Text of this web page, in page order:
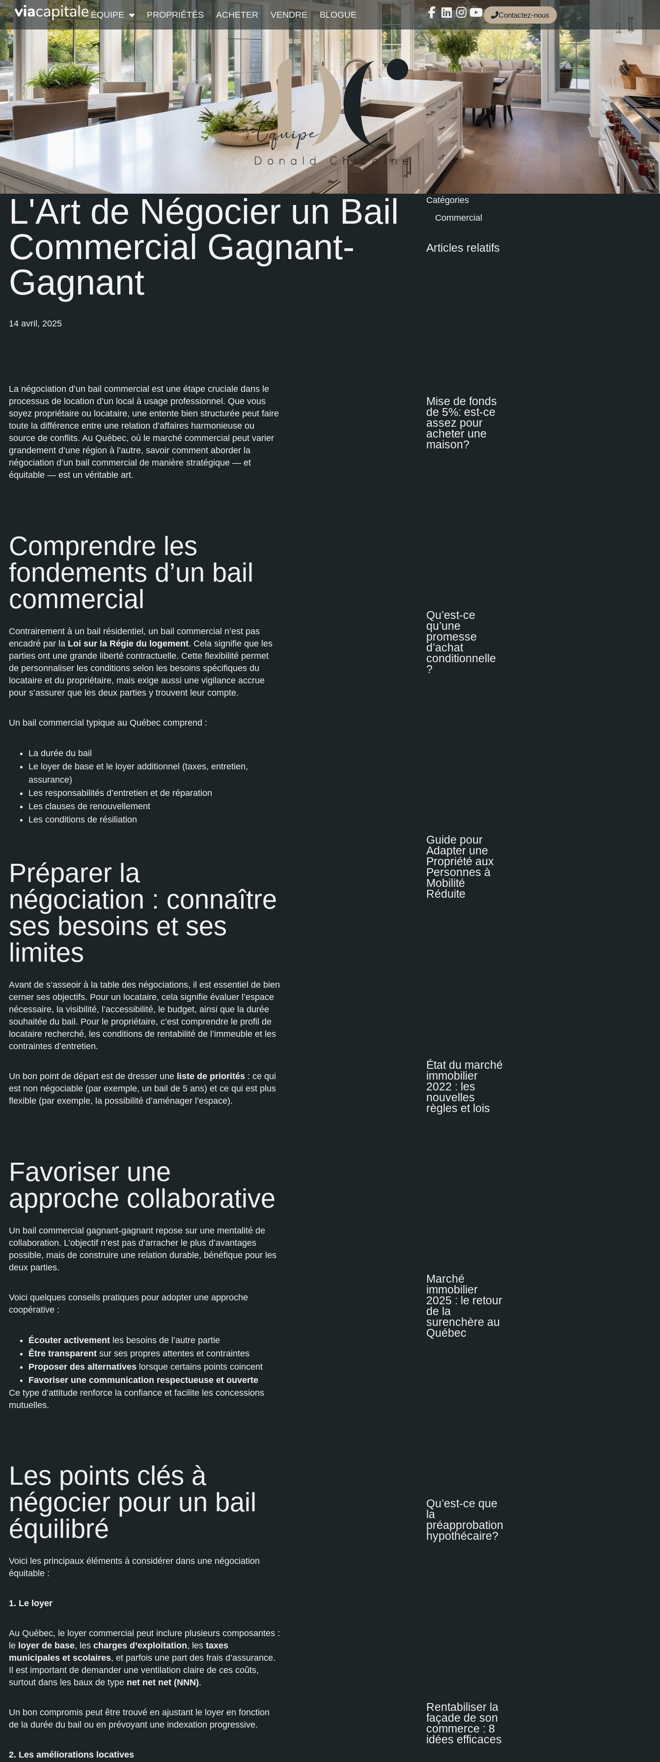
ÉQUIPE PROPRIÉTÉS ACHETER VENDRE BLOGUE Contactez-nous
L'Art de Négocier un Bail
Commercial Gagnant-
Gagnant
14 avril, 2025
La négociation d’un bail commercial est une étape cruciale dans le
processus de location d’un local à usage professionnel. Que vous
soyez propriétaire ou locataire, une entente bien structurée peut faire
toute la différence entre une relation d’affaires harmonieuse ou
source de conflits. Au Québec, où le marché commercial peut varier
grandement d’une région à l’autre, savoir comment aborder la
négociation d’un bail commercial de manière stratégique — et
équitable — est un véritable art.
Comprendre les
fondements d’un bail
commercial
Contrairement à un bail résidentiel, un bail commercial n’est pas
encadré par la Loi sur la Régie du logement. Cela signifie que les
parties ont une grande liberté contractuelle. Cette flexibilité permet
de personnaliser les conditions selon les besoins spécifiques du
locataire et du propriétaire, mais exige aussi une vigilance accrue
pour s’assurer que les deux parties y trouvent leur compte.
Un bail commercial typique au Québec comprend :
La durée du bail
Le loyer de base et le loyer additionnel (taxes, entretien,
assurance)
Les responsabilités d’entretien et de réparation
Les clauses de renouvellement
Les conditions de résiliation
Préparer la
négociation : connaître
ses besoins et ses
limites
Avant de s’asseoir à la table des négociations, il est essentiel de bien
cerner ses objectifs. Pour un locataire, cela signifie évaluer l’espace
nécessaire, la visibilité, l’accessibilité, le budget, ainsi que la durée
souhaitée du bail. Pour le propriétaire, c’est comprendre le profil de
locataire recherché, les conditions de rentabilité de l’immeuble et les
contraintes d’entretien.
Un bon point de départ est de dresser une liste de priorités : ce qui
est non négociable (par exemple, un bail de 5 ans) et ce qui est plus
flexible (par exemple, la possibilité d’aménager l’espace).
Favoriser une
approche collaborative
Un bail commercial gagnant-gagnant repose sur une mentalité de
collaboration. L’objectif n’est pas d’arracher le plus d’avantages
possible, mais de construire une relation durable, bénéfique pour les
deux parties.
Voici quelques conseils pratiques pour adopter une approche
coopérative :
Écouter activement les besoins de l’autre partie
Être transparent sur ses propres attentes et contraintes
Proposer des alternatives lorsque certains points coincent
Favoriser une communication respectueuse et ouverte
Ce type d’attitude renforce la confiance et facilite les concessions
mutuelles.
Les points clés à
négocier pour un bail
équilibré
Voici les principaux éléments à considérer dans une négociation
équitable :
1. Le loyer
Au Québec, le loyer commercial peut inclure plusieurs composantes :
le loyer de base, les charges d’exploitation, les taxes
municipales et scolaires, et parfois une part des frais d’assurance.
Il est important de demander une ventilation claire de ces coûts,
surtout dans les baux de type net net net (NNN).
Un bon compromis peut être trouvé en ajustant le loyer en fonction
de la durée du bail ou en prévoyant une indexation progressive.
2. Les améliorations locatives
Catégories
Commercial
Articles relatifs
Mise de fonds
de 5%: est-ce
assez pour
acheter une
maison?
Qu’est-ce
qu’une
promesse
d’achat
conditionnelle
?
Guide pour
Adapter une
Propriété aux
Personnes à
Mobilité
Réduite
État du marché
immobilier
2022 : les
nouvelles
règles et lois
Marché
immobilier
2025 : le retour
de la
surenchère au
Québec
Qu’est-ce que
la
préapprobation
hypothécaire?
Rentabiliser la
façade de son
commerce : 8
idées efficaces